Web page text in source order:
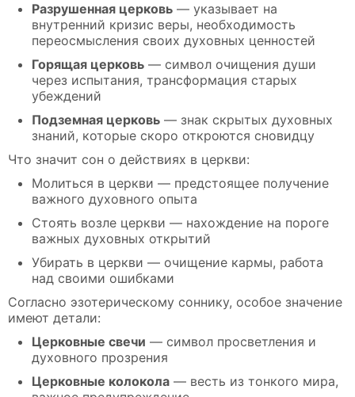
Разрушенная церковь — указывает на
внутренний кризис веры, необходимость
переосмысления своих духовных ценностей
Горящая церковь — символ очищения души
через испытания, трансформация старых
убеждений
Подземная церковь — знак скрытых духовных
знаний, которые скоро откроются сновидцу
Что значит сон о действиях в церкви:
Молиться в церкви — предстоящее получение
важного духовного опыта
Стоять возле церкви — нахождение на пороге
важных духовных открытий
Убирать в церкви — очищение кармы, работа
над своими ошибками
Согласно эзотерическому соннику, особое значение
имеют детали:
Церковные свечи — символ просветления и
духовного прозрения
Церковные колокола — весть из тонкого мира,